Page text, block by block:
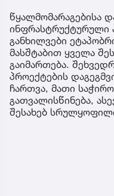
წყალმომარაგებისა
ინფრასტრუქტურული
განხილვები
მასშტაბით ყველა
გაიმართება.
პროექტების
ჩართვა, მათი
გათვალისწინება,
შესახებ